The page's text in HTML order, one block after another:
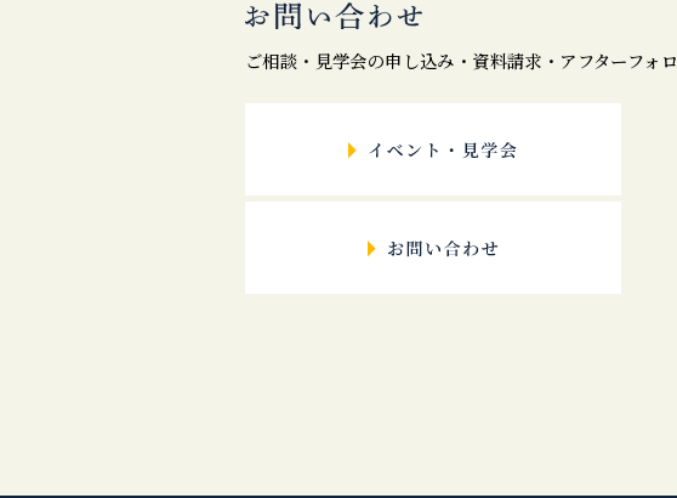
ご相談・見学会の申し込み・資料請求・アフターフォ